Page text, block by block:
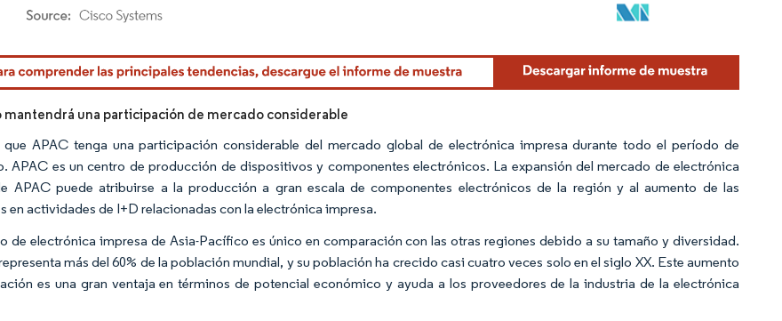
Intelligence. El uso requiere atribución según CC BY 4.0.
mantendrá una participación de mercado considerable
que APAC tenga una participación considerable del mercado global de electrónica impresa durante todo el período de
APAC es un centro de producción de dispositivos y componentes electrónicos. La expansión del mercado de electrónica
APAC puede atribuirse a la producción a gran escala de componentes electrónicos de la región y al aumento de las
en actividades de I+D relacionadas con la electrónica impresa.
de electrónica impresa de Asia-Pacífico es único en comparación con las otras regiones debido a su tamaño y diversidad.
más del 60% de la población mundial, y su población ha crecido casi cuatro veces solo en el siglo XX. Este aumento
es una gran ventaja en términos de potencial económico y ayuda a los proveedores de la industria de la electrónica